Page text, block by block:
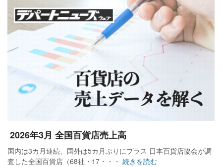
2026年3月 全国百貨店売上高
国内は3カ月連続、国外は5カ月ぶりにプラス 日本百貨店協会が調
査した全国百貨店（68社・17・・・ 続きを読む